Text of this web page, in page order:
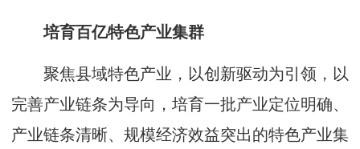
培育百亿特色产业集群
聚焦县域特色产业，以创新驱动为引领，以
完善产业链条为导向，培育一批产业定位明确、
产业链条清晰、规模经济效益突出的特色产业集